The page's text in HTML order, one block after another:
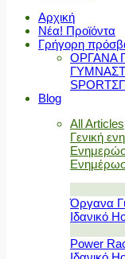
Αρχική
Νέα! Προϊόντα
Γρήγορη
ΟΡΓΑΝΑ
SPORT
Blog
All Articles
Γενική
Όργανα
Ιδανικό
Power